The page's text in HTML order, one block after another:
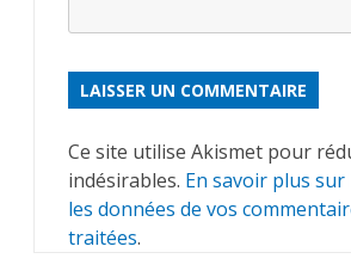
Ce site utilise Akismet pour
indésirables. En savoir plus
les données de vos
traitées.